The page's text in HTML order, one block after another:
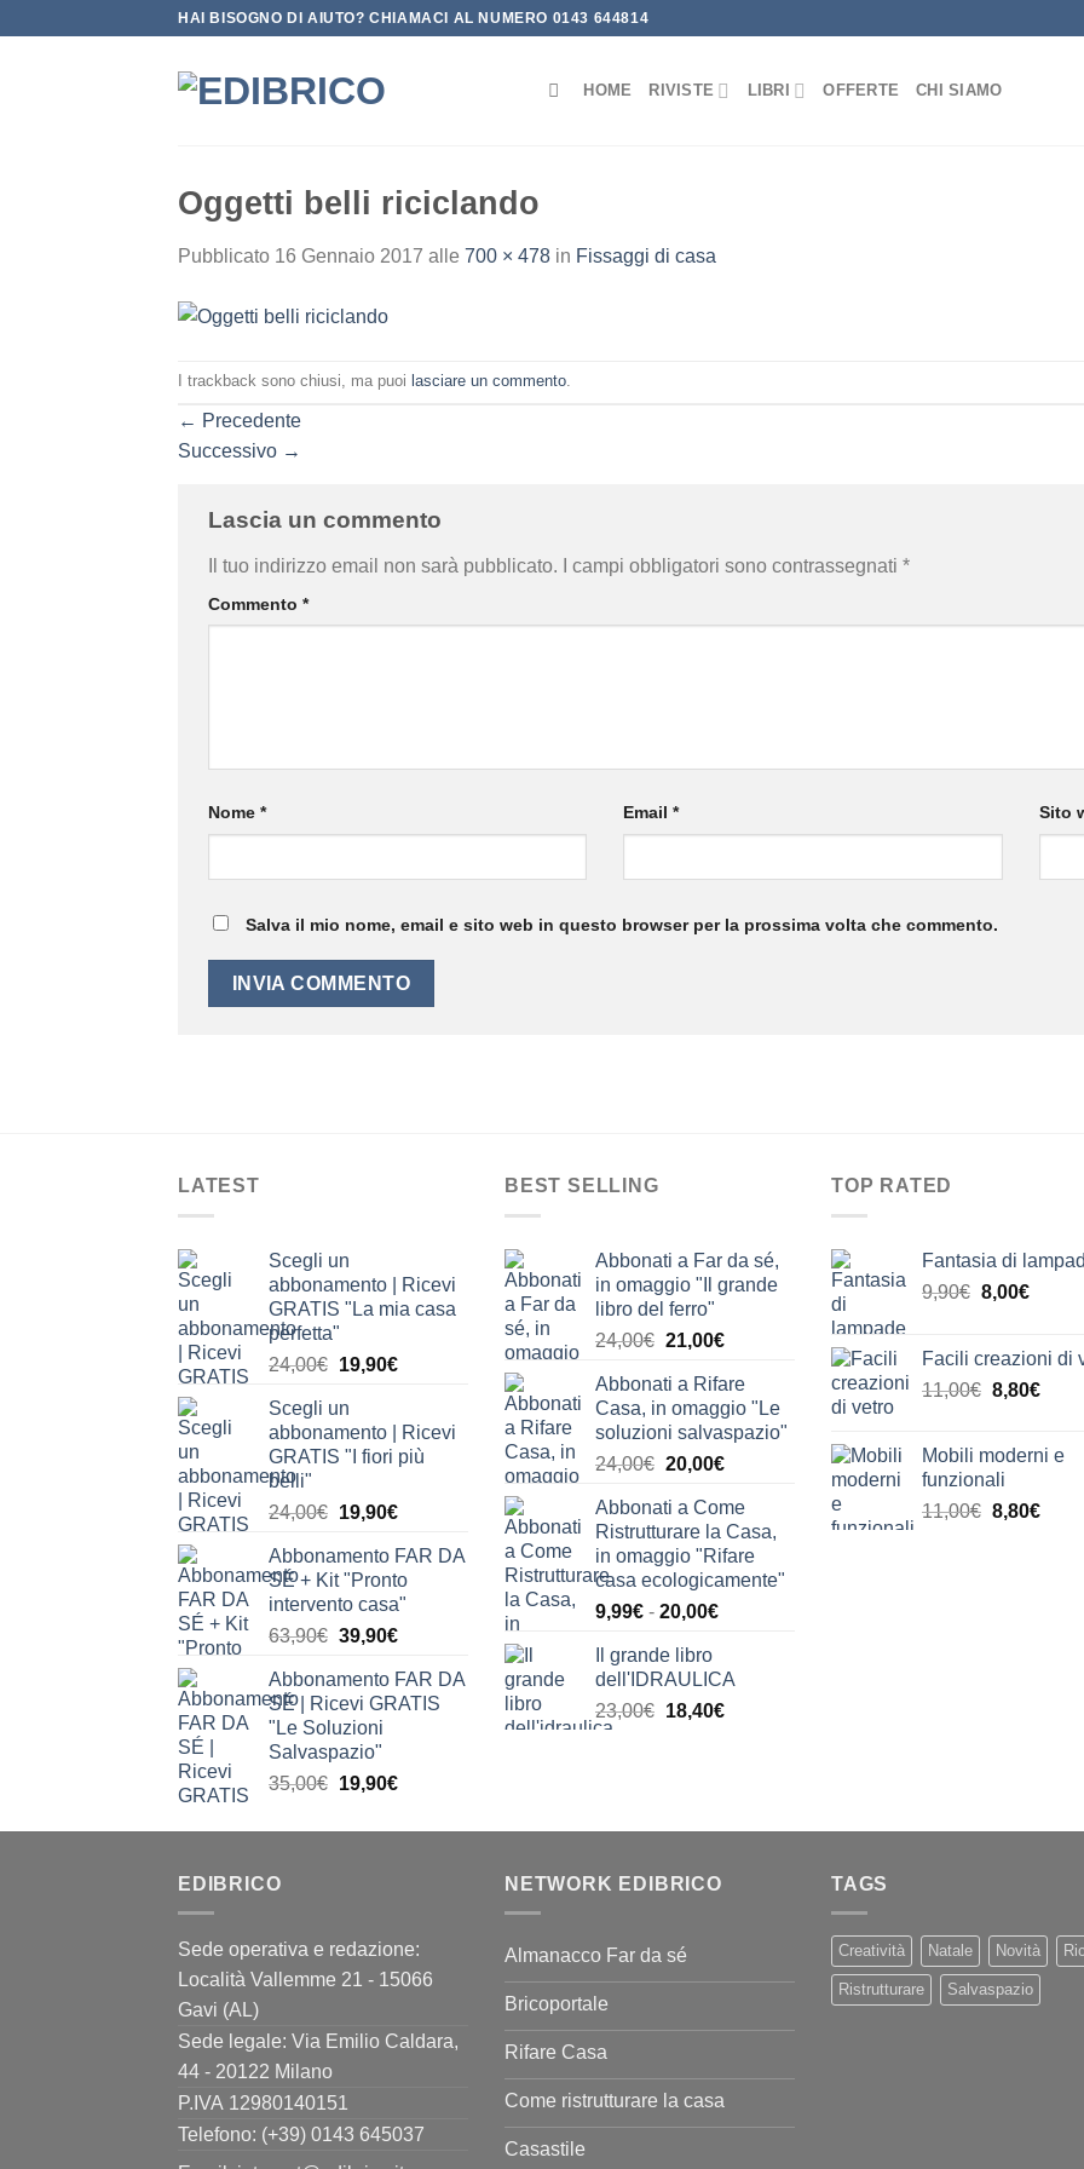
HAI BISOGNO DI AIUTO? CHIAMACI AL NUMERO 0143 644814
HOME RIVISTE LIBRI OFFERTE CHI SIAMO
Oggetti belli riciclando
Pubblicato 16 Gennaio 2017 alle 700 × 478 in Fissaggi di casa
I trackback sono chiusi, ma puoi lasciare un commento.
← Precedente
Successivo →
Lascia un commento
Il tuo indirizzo email non sarà pubblicato. I campi obbligatori sono contrassegnati *
Commento *
Nome * Email* Sito
Salva il mio nome, email e sito web in questo browser per la prossima volta che commento.
LATEST
Scegli un
abbonamento | Ricevi
GRATIS "La mia casa
perfetta"
24,00€ Il
originale
era:
24,00€.
19,90€Il
è:
19,90€.
Scegli un
abbonamento | Ricevi
GRATIS "I fiori più
belli"
24,00€ Il
originale
era:
24,00€.
19,90€Il
attuale
è:
19,90€.
Abbonamento FAR DA
SÉ + Kit "Pronto
intervento casa"
63,90€ Il
originale
era:
63,90€.
39,90€Il
attuale
è:
Abbonamento FAR DA
SÉ | Ricevi GRATIS
"Le Soluzioni
Salvaspazio"
35,00€ Il
originale
19,90€Il
attuale
BEST SELLING
Abbonati a Far da sé,
in omaggio "Il grande
libro del ferro"
24,00€ Il
originale
era:
24,00€.
21,00€Il
attuale
è:
21,00€.
Abbonati a Rifare
Casa, in omaggio "Le
soluzioni salvaspazio"
24,00€ Il
originale
era:
24,00€.
20,00€Il
attuale
è:
20,00€.
Abbonati a Come
Ristrutturare la Casa,
in omaggio "Rifare
casa ecologicamente"
9,99€ - 20,00€Fascia
da
9,99€
Il grande libro
dell'IDRAULICA
23,00€ Il
18,40€Il
TOP RATED
Fantasia di
9,90€ Il
era:
9,90€.
8,00€Il
è:
8,00€.
Facili creazioni di
11,00€ Il
era:
11,00€.
8,80€Il
è:
Mobili moderni e
funzionali
11,00€ Il
8,80€Il
EDIBRICO
Sede operativa e redazione:
Località Vallemme 21 - 15066
Gavi (AL)
Sede legale: Via Emilio Caldara,
44 - 20122 Milano
P.IVA 12980140151
Telefono: (+39) 0143 645037
NETWORK EDIBRICO
Almanacco Far da sé
Bricoportale
Rifare Casa
Come ristrutturare la casa
Casastile
TAGS
Creatività Natale Novità
Ristrutturare Salvaspazio